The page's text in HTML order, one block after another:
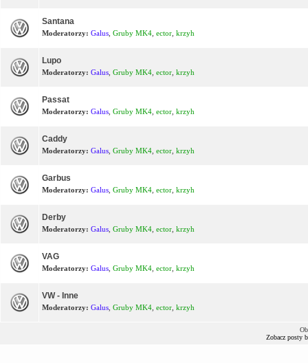
Santana
Moderatorzy: Galus Gruby MK4 ector krzyh
Lupo
Moderatorzy: Galus Gruby MK4 ector krzyh
Passat
Moderatorzy: Galus Gruby MK4 ector krzyh
Caddy
Moderatorzy: Galus Gruby MK4 ector krzyh
Garbus
Moderatorzy: Galus Gruby MK4 ector krzyh
Derby
Moderatorzy: Galus Gruby MK4 ector krzyh
VAG
Moderatorzy: Galus Gruby MK4 ector krzyh
VW - Inne
Moderatorzy: Galus Gruby MK4 ector krzyh
Zobacz posty